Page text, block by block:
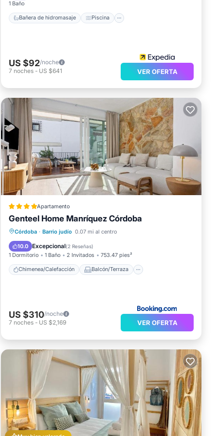
1 Baño
Bañera de hidromasaje Piscina
US $92/noche
7 noches - US $641 VER OFERTA
Apartamento
Genteel Home Manríquez Córdoba
Córdoba · Barrio judío 0.07 mi al centro
10.0 Excepcional(2 Reseñas)
1 Dormitorio 1 Baño 2 Invitados 753.47 pies²
Chimenea/Calefacción Balcón/Terraza
Chimenea/Calefacción
Aparcamiento
US $310/noche
7 noches - US $2,169 VER OFERTA